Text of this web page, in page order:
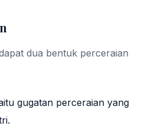
dua bentuk perceraian
gugatan perceraian yang